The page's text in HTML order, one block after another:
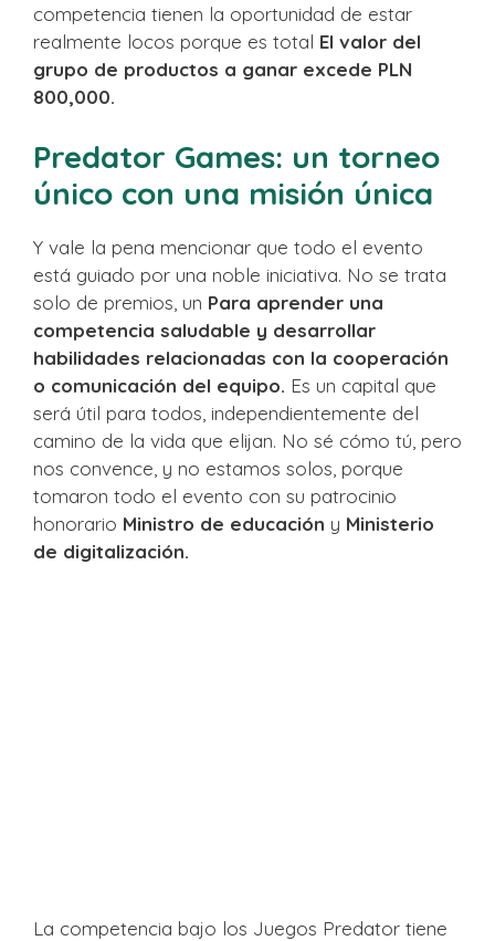
competencia tienen la oportunidad de estar
realmente locos porque es total El valor del
grupo de productos a ganar excede PLN
800,000.
Predator Games: un torneo
único con una misión única
Y vale la pena mencionar que todo el evento
está guiado por una noble iniciativa. No se trata
solo de premios, un Para aprender una
competencia saludable y desarrollar
habilidades relacionadas con la cooperación
o comunicación del equipo. Es un capital que
será útil para todos, independientemente del
camino de la vida que elijan. No sé cómo tú, pero
nos convence, y no estamos solos, porque
tomaron todo el evento con su patrocinio
honorario Ministro de educación y Ministerio
de digitalización.
La competencia bajo los Juegos Predator tiene